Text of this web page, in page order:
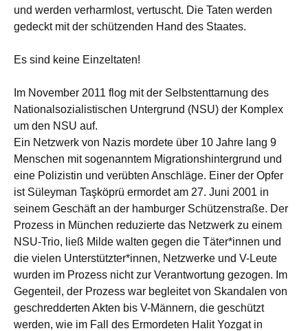
und werden verharmlost, vertuscht. Die Taten werden
gedeckt mit der schützenden Hand des Staates.
Es sind keine Einzeltaten!
Im November 2011 flog mit der Selbstenttarnung des
Nationalsozialistischen Untergrund (NSU) der Komplex
um den NSU auf.
Ein Netzwerk von Nazis mordete über 10 Jahre lang 9
Menschen mit sogenanntem Migrationshintergrund und
eine Polizistin und verübten Anschläge. Einer der Opfer
ist Süleyman Taşköprü ermordet am 27. Juni 2001 in
seinem Geschäft an der hamburger Schützenstraße. Der
Prozess in München reduzierte das Netzwerk zu einem
NSU-Trio, ließ Milde walten gegen die Täter*innen und
die vielen Unterstützter*innen, Netzwerke und V-Leute
wurden im Prozess nicht zur Verantwortung gezogen. Im
Gegenteil, der Prozess war begleitet von Skandalen von
geschredderten Akten bis V-Männern, die geschützt
werden, wie im Fall des Ermordeten Halit Yozgat in